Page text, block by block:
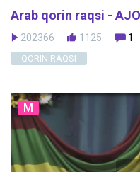
Arab qorin raqsi -
202366 1125 1
QORIN RAQSI
M